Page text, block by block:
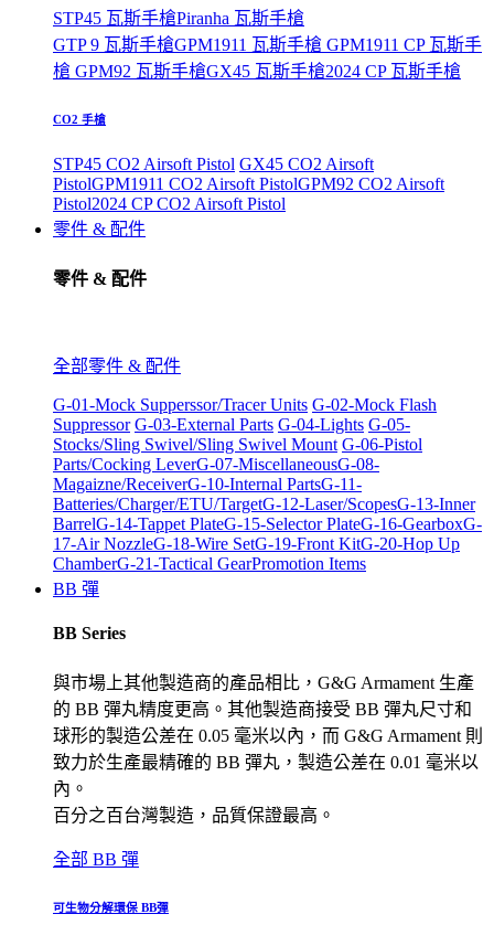
STP45 瓦斯手槍Piranha 瓦斯手槍
GTP 9 瓦斯手槍GPM1911 瓦斯手槍 GPM1911 CP 瓦斯手
槍 GPM92 瓦斯手槍GX45 瓦斯手槍2024 CP 瓦斯手槍
CO2 手槍
STP45 CO2 Airsoft Pistol GX45 CO2 Airsoft
PistolGPM1911 CO2 Airsoft PistolGPM92 CO2 Airsoft
Pistol2024 CP CO2 Airsoft Pistol
零件 & 配件
零件 & 配件
全部零件 & 配件
G-01-Mock Supperssor/Tracer Units G-02-Mock Flash
Suppressor G-03-External Parts G-04-Lights G-05-
Stocks/Sling Swivel/Sling Swivel Mount G-06-Pistol
Parts/Cocking LeverG-07-MiscellaneousG-08-
Magaizne/ReceiverG-10-Internal PartsG-11-
Batteries/Charger/ETU/TargetG-12-Laser/ScopesG-13-Inner
BarrelG-14-Tappet PlateG-15-Selector PlateG-16-GearboxG-
17-Air NozzleG-18-Wire SetG-19-Front KitG-20-Hop Up
ChamberG-21-Tactical GearPromotion Items
BB 彈
BB Series
與市場上其他製造商的產品相比，G&G Armament 生產
的 BB 彈丸精度更高。其他製造商接受 BB 彈丸尺寸和
球形的製造公差在 0.05 毫米以內，而 G&G Armament 則
致力於生產最精確的 BB 彈丸，製造公差在 0.01 毫米以
內。
百分之百台灣製造，品質保證最高。
全部 BB 彈
可生物分解環保 BB彈